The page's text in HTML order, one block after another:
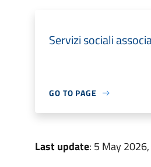
Servizi sociali
GO TO PAGE
Last update: 5 May